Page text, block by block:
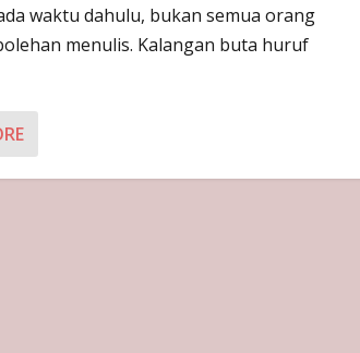
waktu dahulu, bukan semua orang
menulis. Kalangan buta huruf